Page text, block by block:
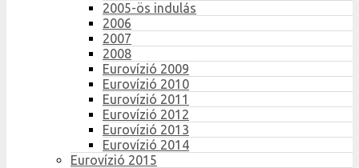
2005-ös indulás
2006
2007
2008
Eurovízió 2009
Eurovízió 2010
Eurovízió 2011
Eurovízió 2012
Eurovízió 2013
Eurovízió 2014
Eurovízió 2015